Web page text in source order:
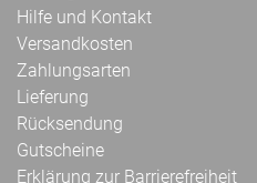
Hilfe und Kontakt
Versandkosten
Zahlungsarten
Lieferung
Rücksendung
Gutscheine
Erklärung zur Barrierefreiheit